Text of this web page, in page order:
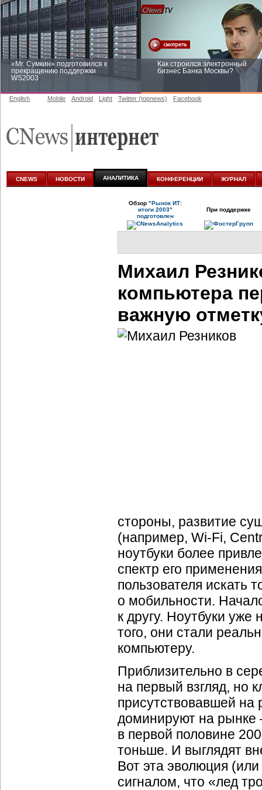
«Mr. Сумкин» подготовился к
прекращению поддержки
WS2003
Как строился электронный
бизнес Банка Москвы?
аналитике
English Mobile Android Light Twitter (topnews) Facebook
CNEWS НОВОСТИ АНАЛИТИКА КОНФЕРЕНЦИИ ЖУРНАЛ
Обзор "Рынок ИТ:
итоги 2003"
подготовлен
При поддержке
Михаил
компьютера
важную
стороны, развитие
(например, Wi-Fi,
ноутбуки более
спектр его
пользователя искать
о мобильности.
к другу. Ноутбуки уже
того, они стали
компьютеру.
Приблизительно в
на первый взгляд, но
присутствовавшей на
доминируют на рынке
в первой половине
тоньше. И выглядят
Вот эта эволюция
сигналом, что «лед